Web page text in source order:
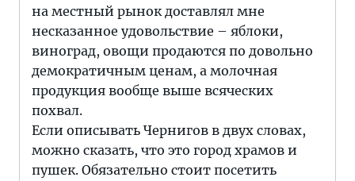
на местный рынок доставлял мне
несказанное удовольствие – яблоки,
виноград, овощи продаются по довольно
демократичным ценам, а молочная
продукция вообще выше всяческих
похвал.
Если описывать Чернигов в двух словах,
можно сказать, что это город храмов и
пушек. Обязательно стоит посетить